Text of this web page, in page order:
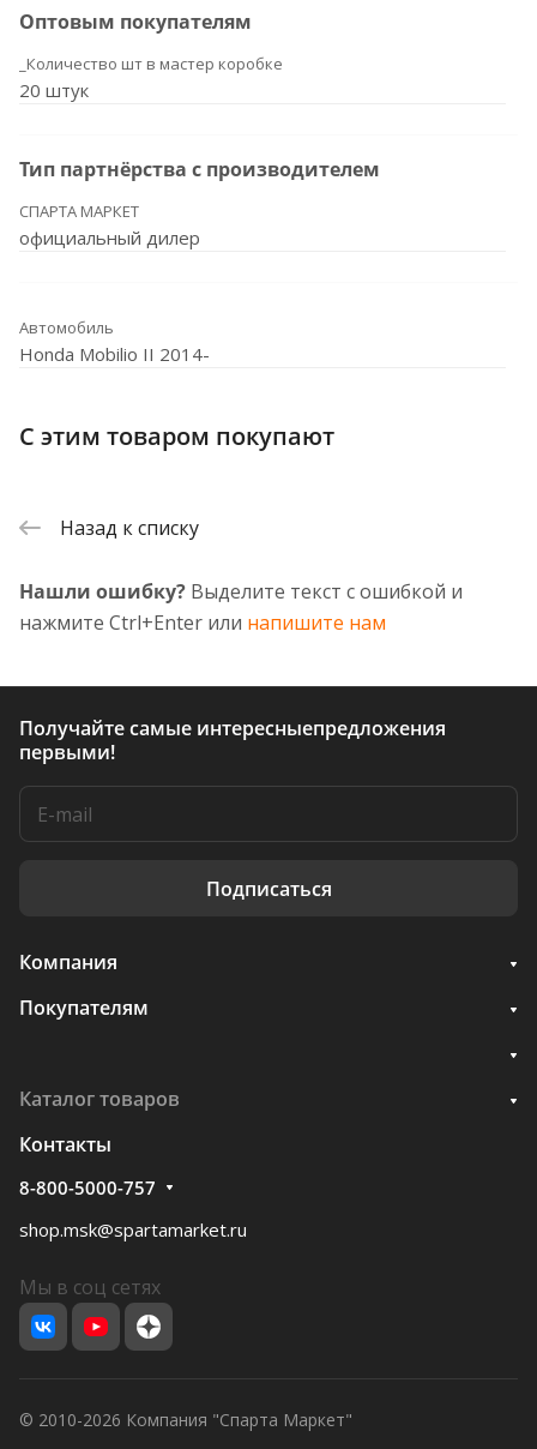
Оптовым покупателям
_Количество шт в мастер коробке
20 штук
Тип партнёрства с производителем
СПАРТА МАРКЕТ
официальный дилер
Автомобиль
Honda Mobilio II 2014-
С этим товаром покупают
Назад к списку
Нашли ошибку? Выделите текст с ошибкой и
нажмите Ctrl+Enter или напишите нам
Получайте самые интересныепредложения
первыми!
Подписаться
Компания
Покупателям
Каталог товаров
Контакты
8-800-5000-757
shop.msk@spartamarket.ru
Мы в соц сетях
© 2010-2026 Компания "Спарта Маркет"